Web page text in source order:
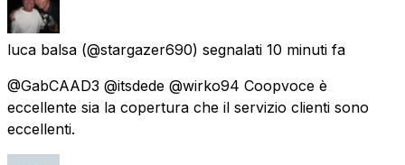
luca balsa (@stargazer690) segnalati 10 minuti fa
@GabCAAD3 @itsdede @wirko94 Coopvoce è
eccellente sia la copertura che il servizio clienti sono
eccellenti.